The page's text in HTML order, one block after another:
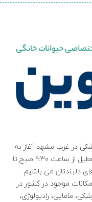
در غرب مشهد آغاز به
فعالیت کرده ایم و همه روزه حتی روزهای تعطیل از ساعت ۹:۳۰ صبح تا
موجود در کشور در
مامایی، رادیولوژی،